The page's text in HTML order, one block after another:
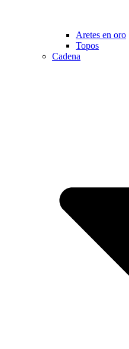
Aretes en oro
Topos
Cadena